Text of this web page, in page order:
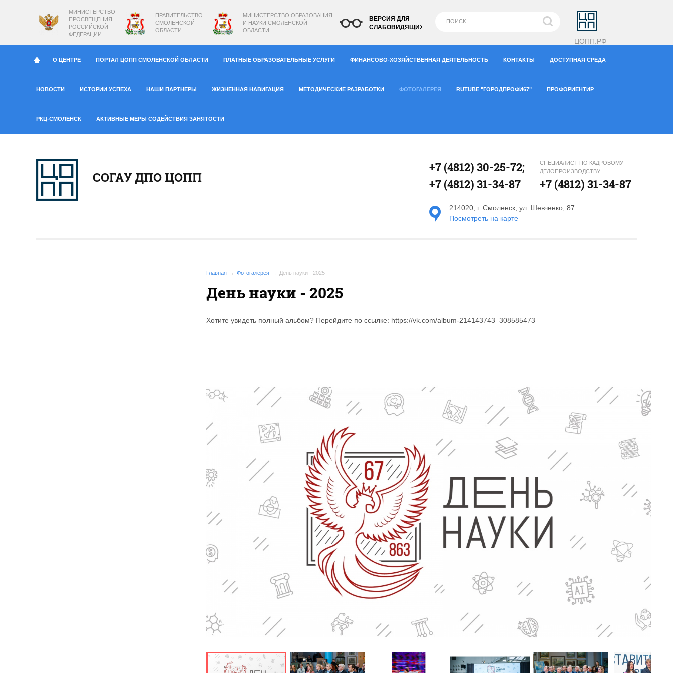
МИНИСТЕРСТВО
ПРОСВЕЩЕНИЯ
РОССИЙСКОЙ
ФЕДЕРАЦИИ
ПРАВИТЕЛЬСТВО
СМОЛЕНСКОЙ
ОБЛАСТИ
МИНИСТЕРСТВО ОБРАЗОВАНИЯ
И НАУКИ СМОЛЕНСКОЙ
ОБЛАСТИ
ЦОПП.РФ
ВЕРСИЯ ДЛЯ
СЛАБОВИДЯЩИХ
О ЦЕНТРЕ ПОРТАЛ ЦОПП СМОЛЕНСКОЙ ОБЛАСТИ ПЛАТНЫЕ ОБРАЗОВАТЕЛЬНЫЕ УСЛУГИ ФИНАНСОВО-ХОЗЯЙСТВЕННАЯ ДЕЯТЕЛЬНОСТЬ КОНТАКТЫ ДОСТУПНАЯ СРЕДА
НОВОСТИ ИСТОРИИ УСПЕХА НАШИ ПАРТНЕРЫ ЖИЗНЕННАЯ НАВИГАЦИЯ МЕТОДИЧЕСКИЕ РАЗРАБОТКИ ФОТОГАЛЕРЕЯ RUTUBE "ГОРОДПРОФИ67" ПРОФОРИЕНТИР
РКЦ-СМОЛЕНСК АКТИВНЫЕ МЕРЫ СОДЕЙСТВИЯ ЗАНЯТОСТИ
СОГАУ ДПО ЦОПП
+7 (4812) 30-25-72;
+7 (4812) 31-34-87
СПЕЦИАЛИСТ ПО КАДРОВОМУ
ДЕЛОПРОИЗВОДСТВУ
+7 (4812) 31-34-87
214020, г. Смоленск, ул. Шевченко, 87
Посмотреть на карте
Главная Фотогалерея День науки - 2025
День науки - 2025
Хотите увидеть полный альбом? Перейдите по ссылке: https://vk.com/album-214143743_308585473